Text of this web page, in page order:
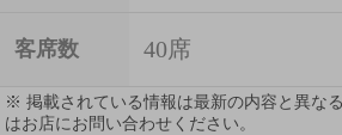
客席数 40席
※ 掲載されている情報は最新の内容と異な
はお店にお問い合わせください。